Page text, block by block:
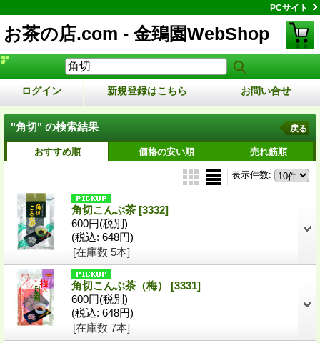
PCサイト
お茶の店.com - 金鵄園WebShop
ログイン 新規登録はこちら お問い合せ
"角切" の検索結果 戻る
おすすめ順 価格の安い順 売れ筋順
表示件数:
角切こんぶ茶 [3332]
600円(税別)
(税込: 648円)
[在庫数 5本]
角切こんぶ茶（梅） [3331]
600円(税別)
(税込: 648円)
[在庫数 7本]